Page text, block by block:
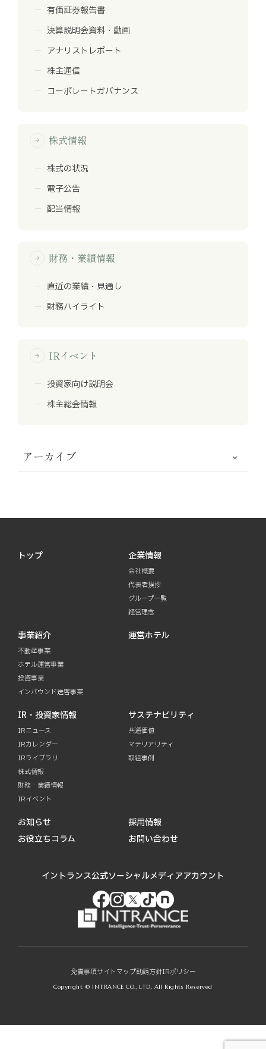
有価証券報告書
決算説明会資料・動画
アナリストレポート
株主通信
コーポレートガバナンス
arrow_forward 株式情報
株式の状況
電子公告
配当情報
arrow_forward 財務・業績情報
直近の業績・見通し
財務ハイライト
arrow_forward IRイベント
投資家向け説明会
株主総会情報
アーカイブ
トップ 企業情報
会社概要
代表者挨拶
グループ一覧
経営理念
事業紹介
不動産事業
ホテル運営事業
投資事業
インバウンド送客事業
運営ホテル
IR・投資家情報
IRニュース
IRカレンダー
IRライブラリ
株式情報
財務・業績情報
IRイベント
サステナビリティ
共通価値
マテリアリティ
取組事例
お知らせ
お役立ちコラム
採用情報
お問い合わせ
イントランス公式ソーシャルメディアアカウント
免責事項サイトマップ勧誘方針IRポリシー
Copyright © INTRANCE CO., LTD. All Rights Reserved